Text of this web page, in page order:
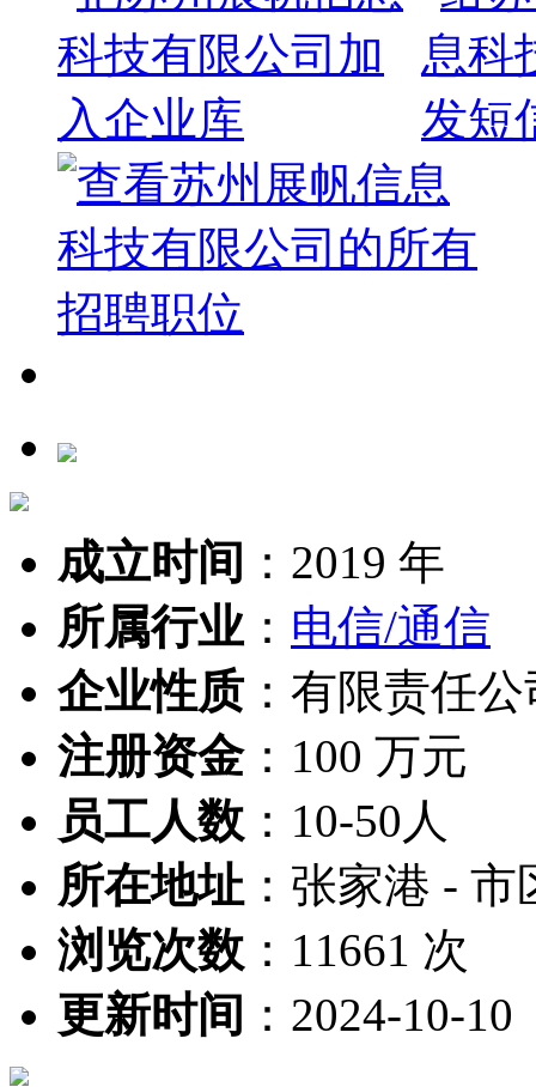
成立时间 ： 2019 年
所属行业： 电信/通信
企业性质： 有限责任公
注册资金： 100 万元
员工人数 ： 10-50人
所在地址 ： 张家港 - 市
浏览次数 ： 11661 次
更新时间 ： 2024-10-10